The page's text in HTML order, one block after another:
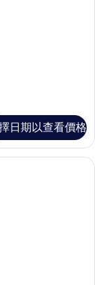
日期以查看價格
Room Sea View | 海灘